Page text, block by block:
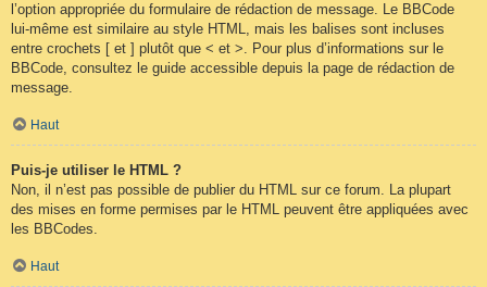
l’option appropriée du formulaire de rédaction de message. Le BBCode
lui-même est similaire au style HTML, mais les balises sont incluses
entre crochets [ et ] plutôt que < et >. Pour plus d’informations sur le
BBCode, consultez le guide accessible depuis la page de rédaction de
message.
Haut
Puis-je utiliser le HTML ?
Non, il n’est pas possible de publier du HTML sur ce forum. La plupart
des mises en forme permises par le HTML peuvent être appliquées avec
les BBCodes.
Haut